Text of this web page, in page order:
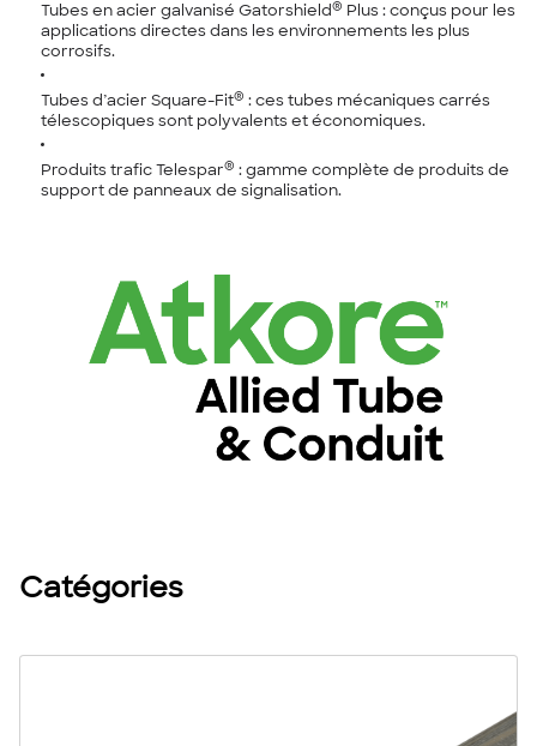
Tubes en acier galvanisé Gatorshield ®
Plus : conçus pour les
applications directes dans les environnements les plus
corrosifs.
Tubes d’acier Square-Fit® : ces tubes mécaniques carrés
télescopiques sont polyvalents et économiques.
Produits trafic Telespar® : gamme complète de produits de
support de panneaux de signalisation.
Catégories